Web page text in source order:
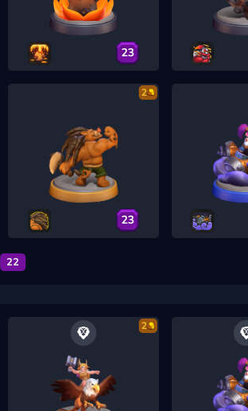
23
2
23
22
2